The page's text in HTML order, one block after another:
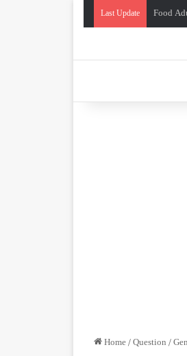
Last Update Food
Home / Question /